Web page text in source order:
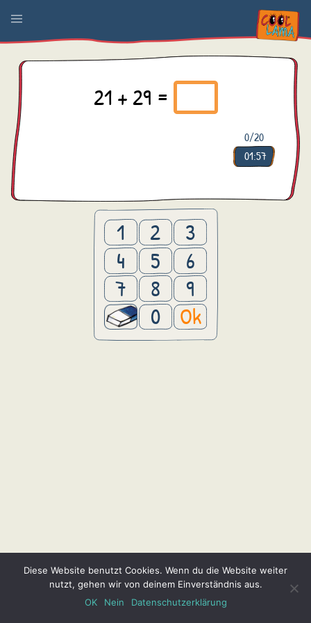
21 + 29 =
0/20
01:57
1 2
3
4
5
6
7
8
9
0
Ok
Diese Website benutzt Cookies. Wenn du die Website weiter
nutzt, gehen wir von deinem Einverständnis aus.
OK
Nein Datenschutzerklärung